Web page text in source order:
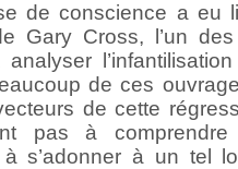
de conscience a eu
Gary Cross, l’un
de ces
de cette
pas à
à s’adonner à un tel